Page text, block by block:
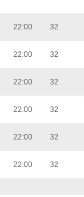
22:00 32
22:00 32
22:00 32
22:00 32
22:00 32
22:00 32